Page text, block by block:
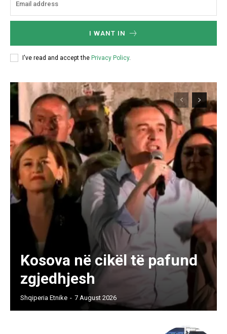
I WANT IN
I've read and accept the Privacy Policy.
Kosova në cikël të pafund
zgjedhjesh
Shqiperia Etnike - 7 August 2026